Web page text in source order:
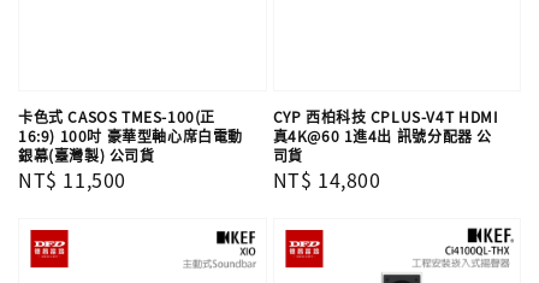
卡色式 CASOS TMES-100(正
16:9) 100吋 豪華型軸心席白電動
銀幕(臺灣製) 公司貨
Regular
NT$ 11,500
CYP 西柏科技 CPLUS-V4T HDMI
真4K@60 1進4出 訊號分配器 公
司貨
Regular
NT$ 14,800